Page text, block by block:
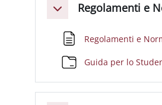
MinimizzaRegolamenti e
Regolamenti e
Guida per lo